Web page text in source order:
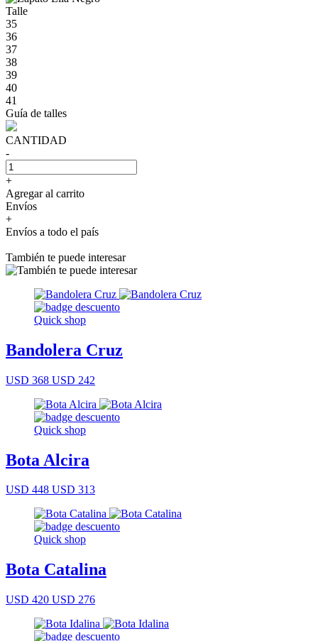
Talle
35
36
37
38
39
40
41
Guía de talles
CANTIDAD
-
+
Agregar al carrito
Envíos
+
Envíos a todo el país
También te puede interesar
Quick shop
Bandolera Cruz
USD 368 USD 242
Quick shop
Bota Alcira
USD 448 USD 313
Quick shop
Bota Catalina
USD 420 USD 276